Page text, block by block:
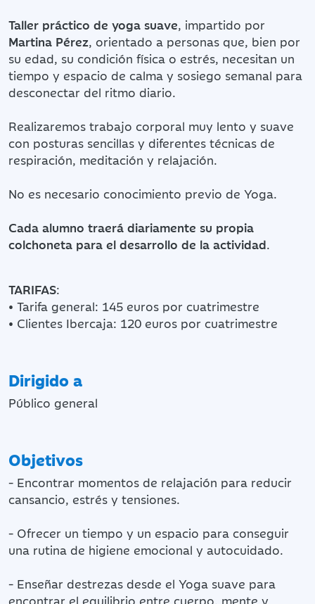
Taller práctico de yoga suave, impartido por
Martina Pérez, orientado a personas que, bien por
su edad, su condición física o estrés, necesitan un
tiempo y espacio de calma y sosiego semanal para
desconectar del ritmo diario.
Realizaremos trabajo corporal muy lento y suave
con posturas sencillas y diferentes técnicas de
respiración, meditación y relajación.
No es necesario conocimiento previo de Yoga.
Cada alumno traerá diariamente su propia
colchoneta para el desarrollo de la actividad.
TARIFAS:
• Tarifa general: 145 euros por cuatrimestre
• Clientes Ibercaja: 120 euros por cuatrimestre
Dirigido a
Público general
Objetivos
- Encontrar momentos de relajación para reducir
cansancio, estrés y tensiones.
- Ofrecer un tiempo y un espacio para conseguir
una rutina de higiene emocional y autocuidado.
- Enseñar destrezas desde el Yoga suave para
encontrar el equilibrio entre cuerpo, mente y